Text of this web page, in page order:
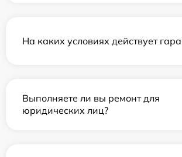
На каких условиях действует
Выполняете ли вы ремонт для
юридических лиц?